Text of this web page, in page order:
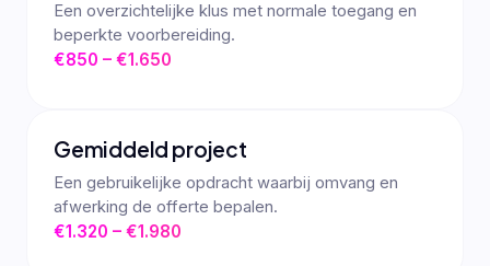
Een overzichtelijke klus met normale toegang en
beperkte voorbereiding.
€850 – €1.650
Gemiddeld project
Een gebruikelijke opdracht waarbij omvang en
afwerking de offerte bepalen.
€1.320 – €1.980